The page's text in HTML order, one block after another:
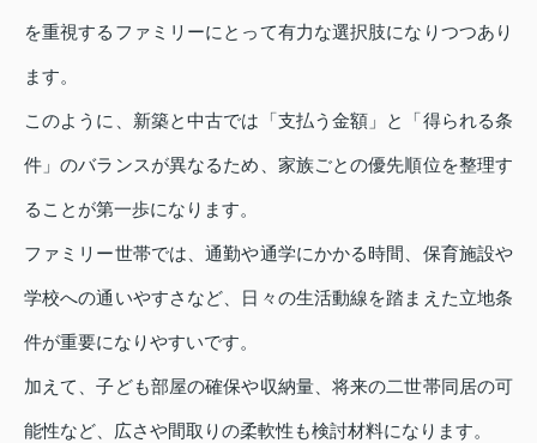
を重視するファミリーにとって有力な選択肢になりつつあり
ます。
このように、新築と中古では「支払う金額」と「得られる条
件」のバランスが異なるため、家族ごとの優先順位を整理す
ることが第一歩になります。
ファミリー世帯では、通勤や通学にかかる時間、保育施設や
学校への通いやすさなど、日々の生活動線を踏まえた立地条
件が重要になりやすいです。
加えて、子ども部屋の確保や収納量、将来の二世帯同居の可
能性など、広さや間取りの柔軟性も検討材料になります。